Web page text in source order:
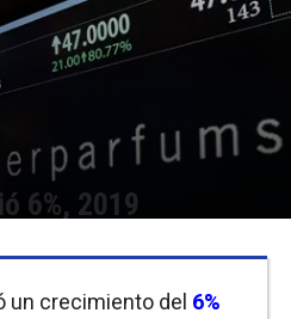
6%, 2019
un crecimiento del 6%